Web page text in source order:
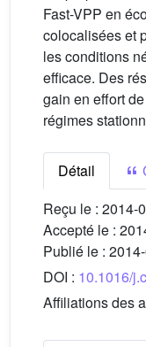
Fast-VPP en
colocalisées et
les conditions
efficace. Des
gain en effort
régimes
Détail
Reçu le : 2014-
Accepté le :
Publié le :
DOI : 10.1016/
Affiliations des